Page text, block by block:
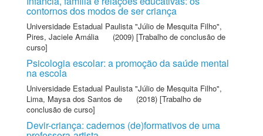
contornos dos modos de ser criança
Universidade Estadual Paulista "Júlio de Mesquita Filho",
Pires, Jaciele Amália
(2009) [Trabalho de conclusão de
curso]
Psicologia escolar: a promoção da saúde mental
na escola
Universidade Estadual Paulista "Júlio de Mesquita Filho",
Lima, Maysa dos Santos de
(2018) [Trabalho de
conclusão de curso]
Devir-criança: cadernos (de)formativos de uma